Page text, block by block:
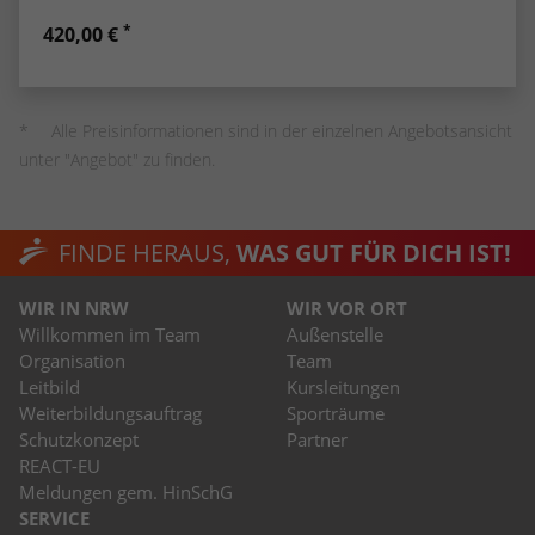
420,00 € *
Alle Preisinformationen sind in der einzelnen Angebotsansicht
unter "Angebot" zu finden.
FINDE HERAUS, WAS GUT FÜR DICH IST!
WIR IN NRW
Willkommen im Team
Organisation
Leitbild
Weiterbildungsauftrag
Schutzkonzept
REACT-EU
Meldungen gem. HinSchG
WIR VOR ORT
Außenstelle
Team
Kursleitungen
Sporträume
Partner
SERVICE
Anbieter Google Analytics
Zweck
Dieser Cookie identifiziert die Besucher
und nutzt dazu den DoubleClick des
Google Tag Manager, um die gezielte
Anzeigenplatzierung zu vereinfachen.